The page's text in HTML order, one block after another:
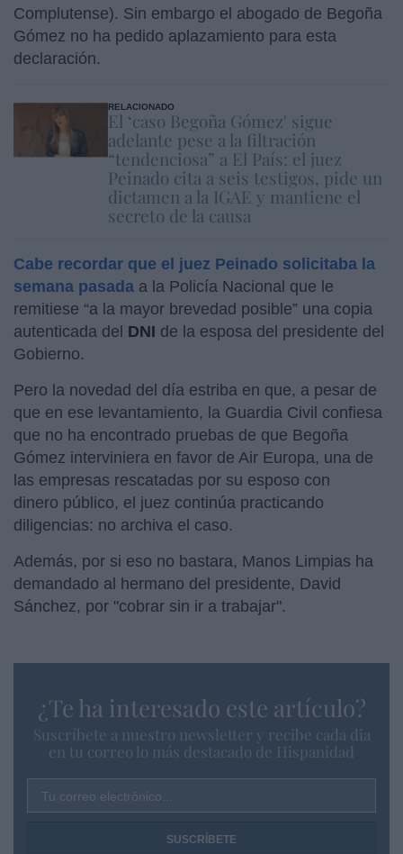
Complutense). Sin embargo el abogado de Begoña
Gómez no ha pedido aplazamiento para esta
declaración.
RELACIONADO
El ‘caso Begoña Gómez' sigue
adelante pese a la filtración
“tendenciosa” a El País: el juez
Peinado cita a seis testigos, pide un
dictamen a la IGAE y mantiene el
secreto de la causa
Cabe recordar que el juez Peinado solicitaba la
semana pasada a la Policía Nacional que le
remitiese “a la mayor brevedad posible” una copia
autenticada del DNI de la esposa del presidente del
Gobierno.
Pero la novedad del día estriba en que, a pesar de
que en ese levantamiento, la Guardia Civil confiesa
que no ha encontrado pruebas de que Begoña
Gómez interviniera en favor de Air Europa, una de
las empresas rescatadas por su esposo con
dinero público, el juez continúa practicando
diligencias: no archiva el caso.
Además, por si eso no bastara, Manos Limpias ha
demandado al hermano del presidente, David
Sánchez, por "cobrar sin ir a trabajar".
¿Te ha interesado este artículo?
Suscríbete a nuestro newsletter y recibe cada dia
en tu correo lo más destacado de Hispanidad
Tu correo electrónico...